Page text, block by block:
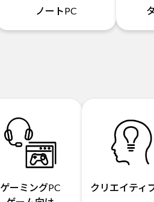
ノートPC
ゲーミングPC
クリエイティ